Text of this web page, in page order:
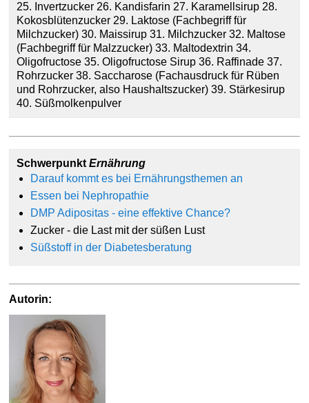
25. Invertzucker 26. Kandisfarin 27. Karamellsirup 28.
Kokosblütenzucker 29. Laktose (Fachbegriff für
Milchzucker) 30. Maissirup 31. Milchzucker 32. Maltose
(Fachbegriff für Malzzucker) 33. Maltodextrin 34.
Oligofructose 35. Oligofructose Sirup 36. Raffinade 37.
Rohrzucker 38. Saccharose (Fachausdruck für Rüben
und Rohrzucker, also Haushaltszucker) 39. Stärkesirup
40. Süßmolkenpulver
SchwerpunktErnährung
Darauf kommt es bei Ernährungsthemen an
Essen bei Nephropathie
DMP Adipositas - eine effektive Chance?
Zucker - die Last mit der süßen Lust
Süßstoff in der Diabetesberatung
Autorin: